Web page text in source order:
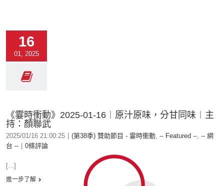
16
01, 2025
《霎時衝動》2025-01-16︱原汁原味，分甘同味︱主
持：顏聯武
2025/01/16 21:00:25 (第38季) 贊助節目 - 霎時衝動, -- Featured --, -- 網
台 --
0條評論
[...]
進一步了解